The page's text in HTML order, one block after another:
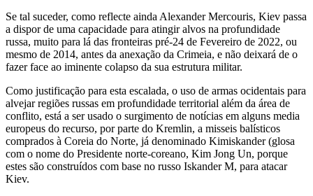
Se tal suceder, como reflecte ainda Alexander Mercouris, Kiev passa
a dispor de uma capacidade para atingir alvos na profundidade
russa, muito para lá das fronteiras pré-24 de Fevereiro de 2022, ou
mesmo de 2014, antes da anexação da Crimeia, e não deixará de o
fazer face ao iminente colapso da sua estrutura militar.
Como justificação para esta escalada, o uso de armas ocidentais para
alvejar regiões russas em profundidade territorial além da área de
conflito, está a ser usado o surgimento de notícias em alguns media
europeus do recurso, por parte do Kremlin, a misseis balísticos
comprados à Coreia do Norte, já denominado Kimiskander (glosa
com o nome do Presidente norte-coreano, Kim Jong Un, porque
estes são construídos com base no russo Iskander M, para atacar
Kiev.